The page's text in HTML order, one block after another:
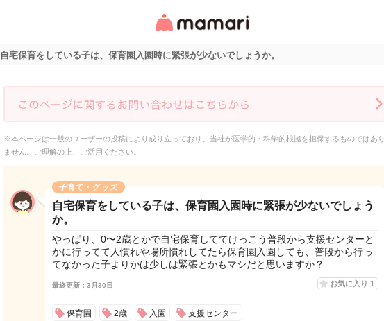
リ・情報サイト
自宅保育をしている子は、保育園入園時に緊張が少ないでしょうか。
※本ページは一般のユーザーの投稿により成り立っており、当社が医学的・科学的根拠を担保するものではあり
ません。ご理解の上、ご活用ください。
子育て・グッズ
自宅保育をしている子は、保育園入園時に緊張が少ないでしょう
か。
やっぱり、0〜2歳とかで自宅保育しててけっこう普段から支援センターと
かに行ってて人慣れや場所慣れしてたら保育園入園しても、普段から行っ
てなかった子よりかは少しは緊張とかもマシだと思いますか？
最終更新：3月30日 お気に入り 1
保育園 2歳 入園 支援センター